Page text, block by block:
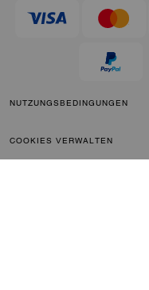
NUTZUNGSBEDINGUNGEN
COOKIES VERWALTEN